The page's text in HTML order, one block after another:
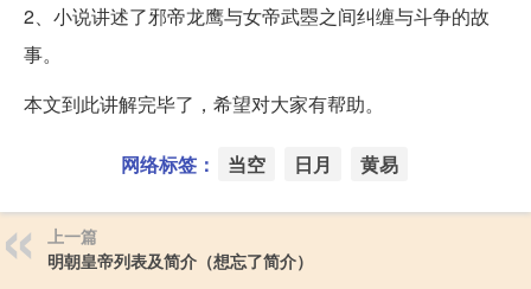
2、小说讲述了邪帝龙鹰与女帝武瞾之间纠缠与斗争的故
事。
本文到此讲解完毕了，希望对大家有帮助。
网络标签： 当空 日月 黄易
上一篇
明朝皇帝列表及简介（想忘了简介）